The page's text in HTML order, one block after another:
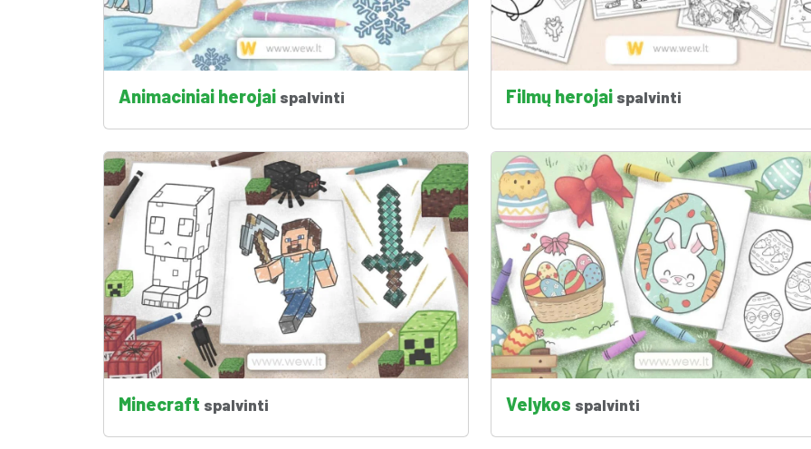
Animaciniai herojai spalvinti Filmų herojai spalvinti
Minecraft spalvinti Velykos spalvinti